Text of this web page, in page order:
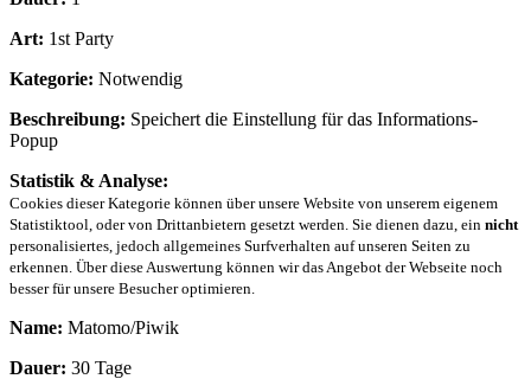
Art: 1st Party
Kategorie: Notwendig
Beschreibung: Speichert die Einstellung für das Informations-
Popup
Statistik & Analyse:
Cookies dieser Kategorie können über unsere Website von unserem eigenem
Statistiktool, oder von Drittanbietern gesetzt werden. Sie dienen dazu, ein nicht
personalisiertes, jedoch allgemeines Surfverhalten auf unseren Seiten zu
erkennen. Über diese Auswertung können wir das Angebot der Webseite noch
besser für unsere Besucher optimieren.
Name: Matomo/Piwik
Dauer: 30 Tage